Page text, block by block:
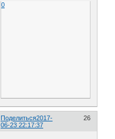
0
Поделиться 26
2017-
06-23 22:17:37